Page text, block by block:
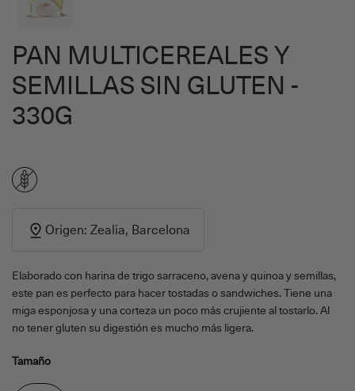
PAN MULTICEREALES Y
SEMILLAS SIN GLUTEN -
330G
Origen: Zealia, Barcelona
Elaborado con harina de trigo sarraceno, avena y quinoa y semillas,
este pan es perfecto para hacer tostadas o sandwiches. Tiene una
miga esponjosa y una corteza un poco más crujiente al tostarlo. Al
no tener gluten su digestión es mucho más ligera.
Tamaño